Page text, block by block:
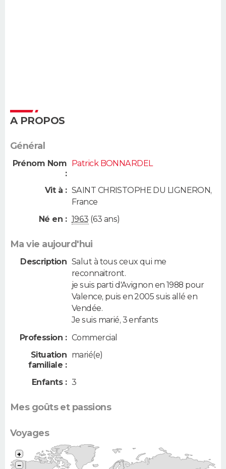
A PROPOS
Général
Prénom Nom
:
Patrick BONNARDEL
Vit à : SAINT CHRISTOPHE DU LIGNERON,
France
Né en : 1963 (63 ans)
Ma vie aujourd'hui
Description Salut à tous ceux qui me
reconnaitront.
je suis parti d'Avignon en 1988 pour
Valence, puis en 2005 suis allé en
Vendée.
Je suis marié, 3 enfants
Profession : Commercial
Situation
familiale :
marié(e)
Enfants : 3
Mes goûts et passions
Voyages
+
−